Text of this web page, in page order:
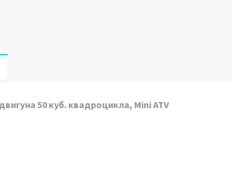
50 куб. квадроцикла, Mini ATV